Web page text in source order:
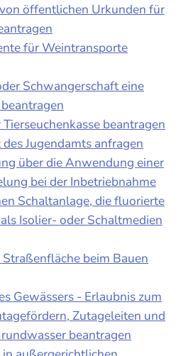
öffentlichen Urkunden für
für Weintransporte
Schwangerschaft eine
beantragen
Jugendamts anfragen
über die Anwendung einer
bei der Inbetriebnahme
Schaltanlage, die fluorierte
Isolier- oder Schaltmedien
beim Bauen
Gewässers - Erlaubnis zum
Zutageleiten und
beantragen